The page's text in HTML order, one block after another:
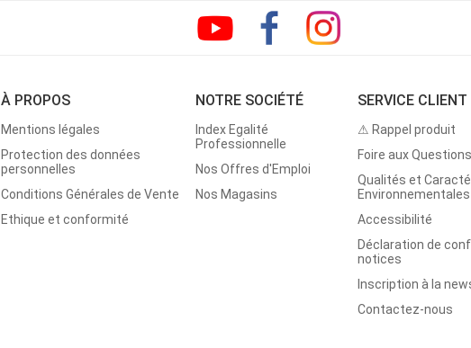
À PROPOS
Mentions légales
Protection des données
personnelles
Conditions Générales de Vente
Ethique et conformité
NOTRE SOCIÉTÉ
Index Egalité
Professionnelle
Nos Offres d'Emploi
Nos Magasins
SERVICE CLIENT
⚠ Rappel produit
Foire aux
Qualités et
Environnementales
Accessibilité
Déclaration de
notices
Inscription à la
Contactez-nous